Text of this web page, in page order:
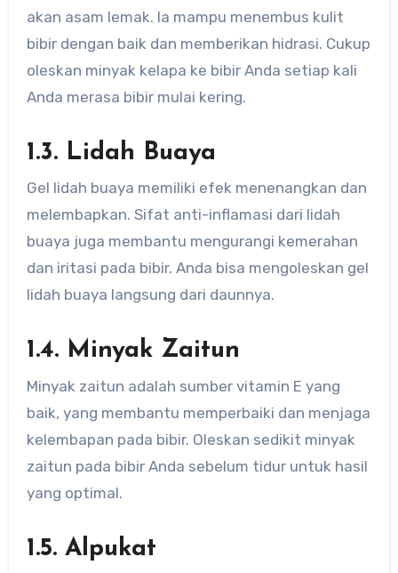
akan asam lemak. Ia mampu menembus kulit
bibir dengan baik dan memberikan hidrasi. Cukup
oleskan minyak kelapa ke bibir Anda setiap kali
Anda merasa bibir mulai kering.
1.3. Lidah Buaya
Gel lidah buaya memiliki efek menenangkan dan
melembapkan. Sifat anti-inflamasi dari lidah
buaya juga membantu mengurangi kemerahan
dan iritasi pada bibir. Anda bisa mengoleskan gel
lidah buaya langsung dari daunnya.
1.4. Minyak Zaitun
Minyak zaitun adalah sumber vitamin E yang
baik, yang membantu memperbaiki dan menjaga
kelembapan pada bibir. Oleskan sedikit minyak
zaitun pada bibir Anda sebelum tidur untuk hasil
yang optimal.
1.5. Alpukat